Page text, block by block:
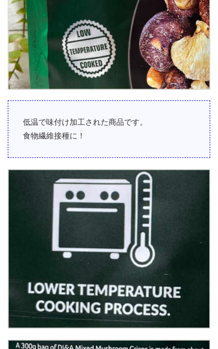
低温で味付け加工された商品です。
食物繊維接種に！